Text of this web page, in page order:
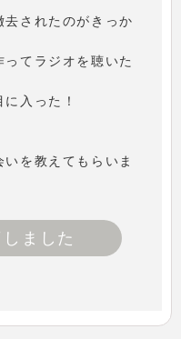
去されたのがきっか
てラジオを聴いた
入った！
を教えてもらいま
ました